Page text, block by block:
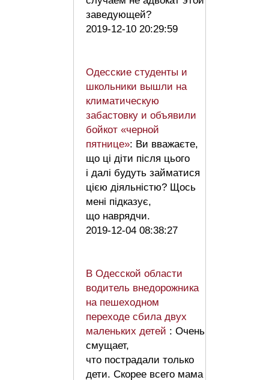
заведующей?
2019-12-10 20:29:59
Одесские студенты и
школьники вышли на
климатическую
забастовку и объявили
бойкот «черной
пятнице»: Ви вважаєте,
що ці діти після цього
і далі будуть займатися
цією діяльністю? Щось
мені підказує,
що наврядчи.
2019-12-04 08:38:27
В Одесской области
водитель внедорожника
на пешеходном
переходе сбила двух
маленьких детей : Очень
смущает,
что пострадали только
дети. Скорее всего мама